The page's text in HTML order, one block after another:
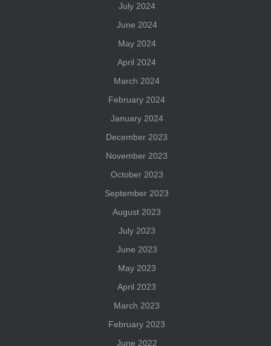
July 2024
June 2024
May 2024
April 2024
March 2024
February 2024
January 2024
December 2023
November 2023
October 2023
September 2023
August 2023
July 2023
June 2023
May 2023
April 2023
March 2023
February 2023
June 2022